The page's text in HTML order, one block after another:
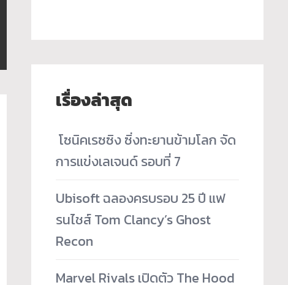
เรื่องล่าสุด
­ โซนิคเรซซิง ซิ่งทะยานข้ามโลก จัด
การแข่งเลเจนด์ รอบที่ 7
Ubisoft ฉลองครบรอบ 25 ปี แฟ
รนไชส์ Tom Clancy’s Ghost
Recon
Marvel Rivals เปิดตัว The Hood